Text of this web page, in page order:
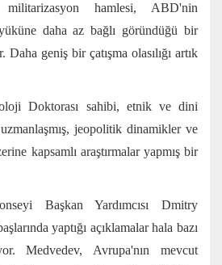
militarizasyon hamlesi, ABD'nin
daha az bağlı göründüğü bir
geniş bir çatışma olasılığı artık
Doktorası sahibi, etnik ve dini
jeopolitik dinamikler ve
kapsamlı araştırmalar yapmış bir
Başkan Yardımcısı Dmitry
yaptığı açıklamalar hala bazı
Medvedev, Avrupa'nın mevcut